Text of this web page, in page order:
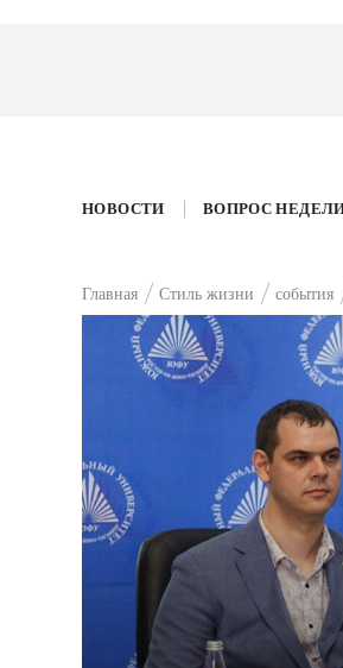
НОВОСТИ ВОПРОС
Главная Стиль жизни события